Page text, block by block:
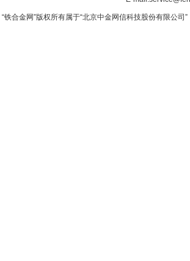
“铁合金网”版权所有属于“北京中金网信科技股份有限公司